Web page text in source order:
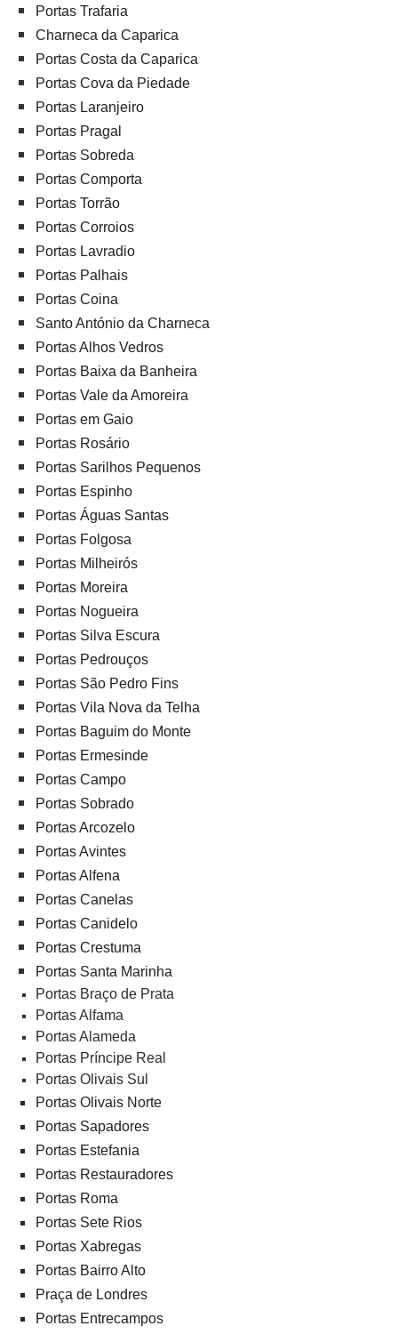
Portas Trafaria
Charneca da Caparica
Portas Costa da Caparica
Portas Cova da Piedade
Portas Laranjeiro
Portas Pragal
Portas Sobreda
Portas Comporta
Portas Torrão
Portas Corroios
Portas Lavradio
Portas Palhais
Portas Coina
Santo António da Charneca
Portas Alhos Vedros
Portas Baixa da Banheira
Portas Vale da Amoreira
Portas em Gaio
Portas Rosário
Portas Sarilhos Pequenos
Portas Espinho
Portas Águas Santas
Portas Folgosa
Portas Milheirós
Portas Moreira
Portas Nogueira
Portas Silva Escura
Portas Pedrouços
Portas São Pedro Fins
Portas Vila Nova da Telha
Portas Baguim do Monte
Portas Ermesinde
Portas Campo
Portas Sobrado
Portas Arcozelo
Portas Avintes
Portas Alfena
Portas Canelas
Portas Canidelo
Portas Crestuma
Portas Santa Marinha
Portas Braço de Prata
Portas Alfama
Portas Alameda
Portas Príncipe Real
Portas Olivais Sul
Portas Olivais Norte
Portas Sapadores
Portas Estefania
Portas Restauradores
Portas Roma
Portas Sete Rios
Portas Xabregas
Portas Bairro Alto
Praça de Londres
Portas Entrecampos